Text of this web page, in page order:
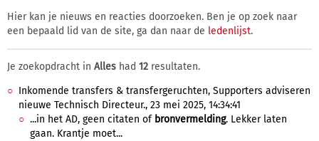
Hier kan je nieuws en reacties doorzoeken. Ben je op zoek naar
een bepaald lid van de site, ga dan naar de ledenlijst.
Je zoekopdracht in Alles had 12 resultaten.
Inkomende transfers & transfergeruchten, Supporters adviseren
nieuwe Technisch Directeur., 23 mei 2025, 14:34:41
...in het AD, geen citaten of bronvermelding. Lekker laten
gaan. Krantje moet...